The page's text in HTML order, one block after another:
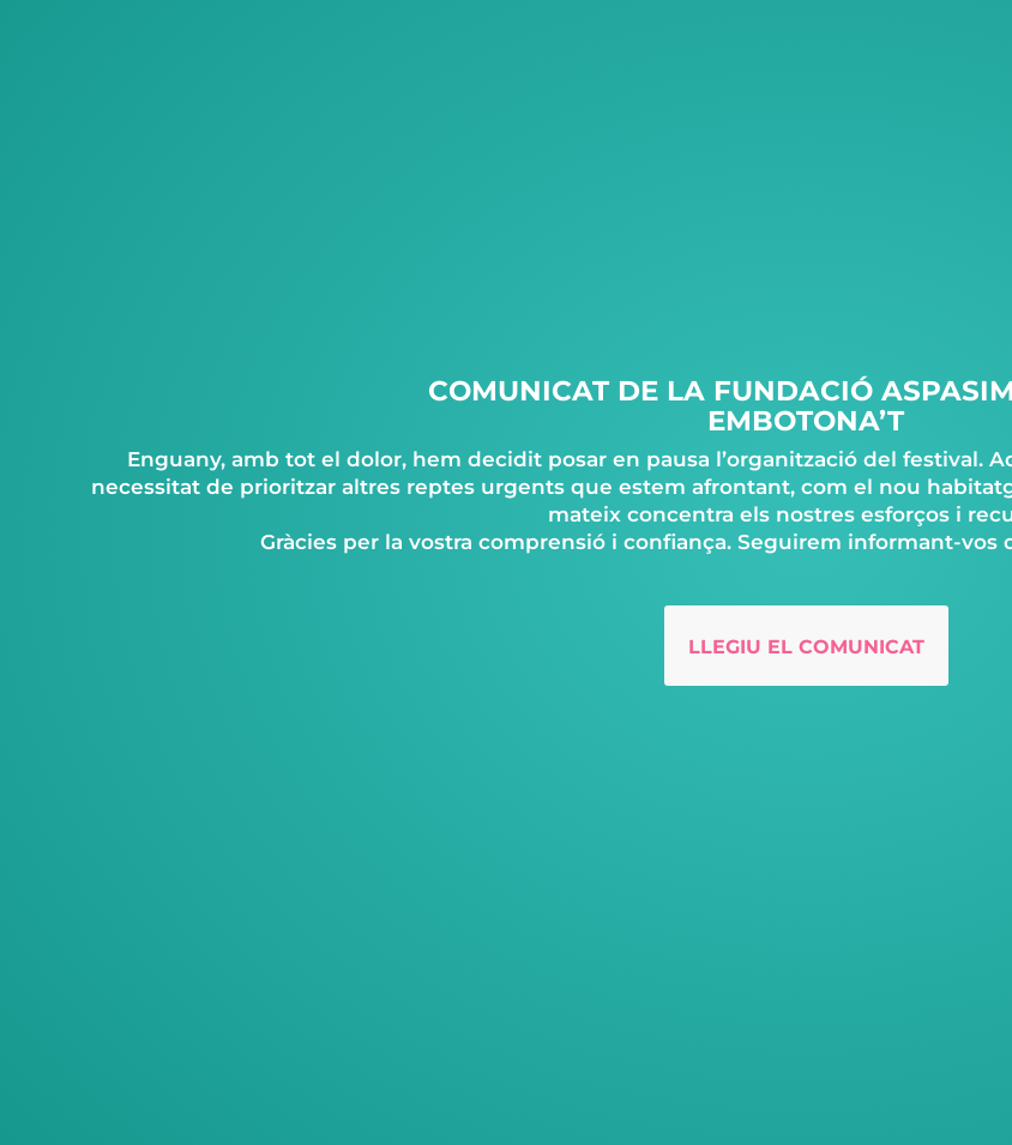
COMUNICAT DE LA FUNDACIÓ
EMBOTONA’T
Enguany, amb tot el dolor, hem decidit posar en pausa l’organització del festival.
necessitat de prioritzar altres reptes urgents que estem afrontant, com el nou
mateix concentra els nostres esforços i
Gràcies per la vostra comprensió i confiança. Seguirem informant-vos
LLEGIU EL COMUNICAT